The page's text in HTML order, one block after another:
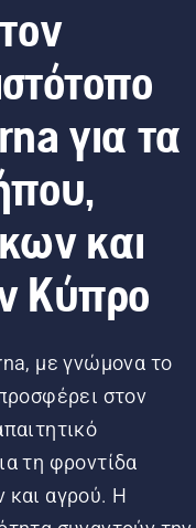
για τα
και
Κύπρο
με γνώμονα το
στον
τη φροντίδα
αγρού. Η